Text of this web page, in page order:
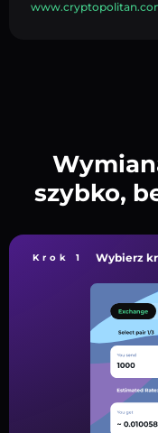
szybko,
Krok 1 Wybierz